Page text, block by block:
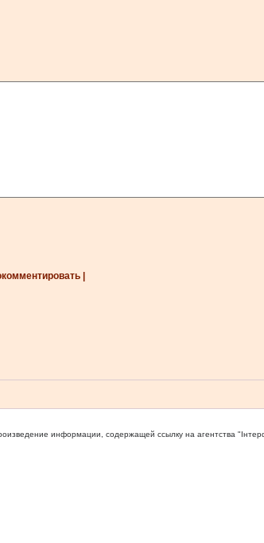
|
информации, содержащей ссылку на агентства